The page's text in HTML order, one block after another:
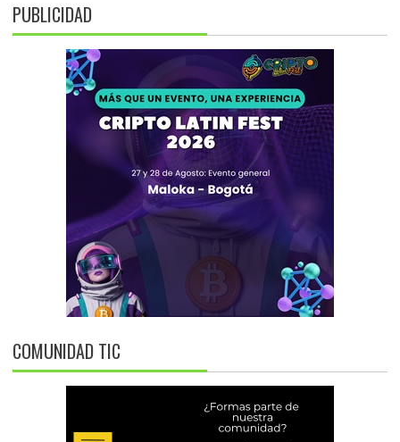
PUBLICIDAD
COMUNIDAD TIC